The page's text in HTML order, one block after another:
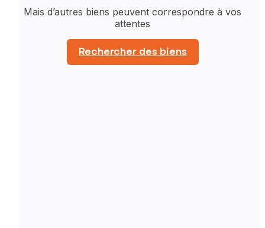
Mais d’autres biens peuvent correspondre à vos
attentes
Rechercher des biens